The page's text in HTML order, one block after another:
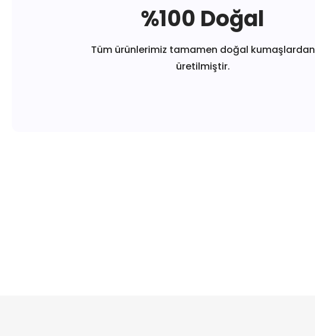
%100 Doğal
Tüm ürünlerimiz tamamen doğal kumaşlardan
üretilmiştir.